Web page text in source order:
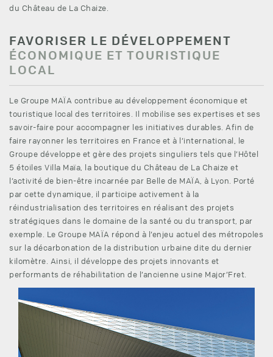
du Château de La Chaize.
FAVORISER LE DÉVELOPPEMENT
ÉCONOMIQUE ET TOURISTIQUE
LOCAL
Le Groupe MAÏA contribue au développement économique et
touristique local des territoires. Il mobilise ses expertises et ses
savoir-faire pour accompagner les initiatives durables. Afin de
faire rayonner les territoires en France et à l’international, le
Groupe développe et gère des projets singuliers tels que l’Hôtel
5 étoiles Villa Maïa, la boutique du Château de La Chaize et
l’activité de bien-être incarnée par Belle de MAÏA, à Lyon. Porté
par cette dynamique, il participe activement à la
réindustrialisation des territoires en réalisant des projets
stratégiques dans le domaine de la santé ou du transport, par
exemple. Le Groupe MAÏA répond à l’enjeu actuel des métropoles
sur la décarbonation de la distribution urbaine dite du dernier
kilomètre. Ainsi, il développe des projets innovants et
performants de réhabilitation de l’ancienne usine Major’Fret.